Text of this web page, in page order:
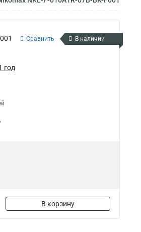
Сравнить В наличии
год
В корзину